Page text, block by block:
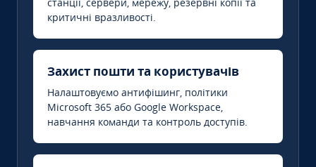
критичні вразливості.
Захист пошти та користувачів
Налаштовуємо антифішинг, політики
Microsoft 365 або Google Workspace,
навчання команди та контроль доступів.